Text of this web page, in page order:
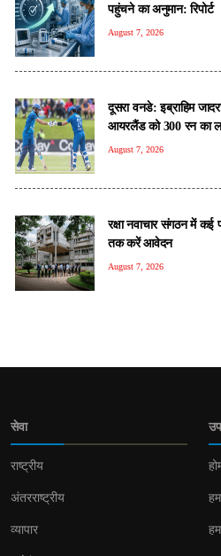
पहुंचने का अनुमान: रिपोर्ट
August 7, 2026
दूसरा वनडे: इब्राहिम
आयरलैंड को 300 रन का
August 7, 2026
रक्षा नवाचार संगठन में कई
तक करें आवेदन
August 7, 2026
सेवा
राष्ट्रीय
अंतरराष्ट्रीय
व्यापार